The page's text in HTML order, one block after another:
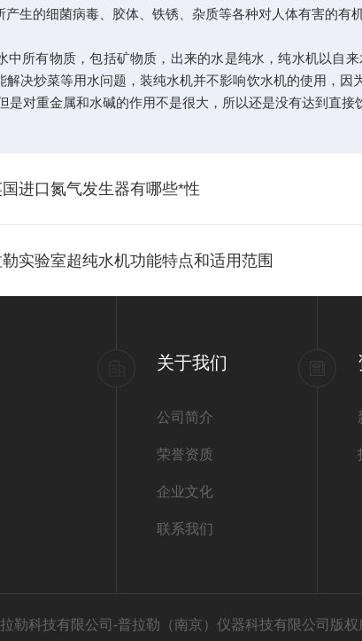
生的细菌病毒、胶体、铁锈、杂质等各种对人体有害的有机
有物质，包括矿物质，出来的水是纯水，纯水机以自
解决炒菜等用水问题，装纯水机并不影响饮水机的使用，
是对重金属和水碱的作用不是很大，所以还是没有达到直接
进口氮气发生器有哪些*性
实验室超纯水机功能特点和适用范围
关于我们
公司简介
荣誉资质
企业文化
联系我们
勒科技有限公司-普拉勒（南京）仪器科技有限公司版